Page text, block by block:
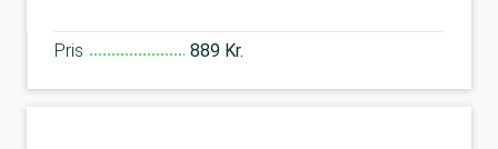
Pris 889 Kr.